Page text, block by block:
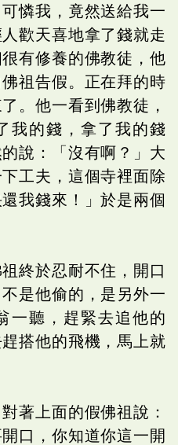
憐我，竟然送給我一
歡天喜地拿了錢就走
有修養的佛教徒，他
祖告假。正在拜的時
。他一看到佛教徒，
我的錢，拿了我的錢
說：「沒有啊？」大
工夫，這個寺裡面除
我錢來！」於是兩個
終於忍耐不住，開口
是他偷的，是另外一
一聽，趕緊去追他的
搭他的飛機，馬上就
著上面的假佛祖說：
口，你知道你這一開